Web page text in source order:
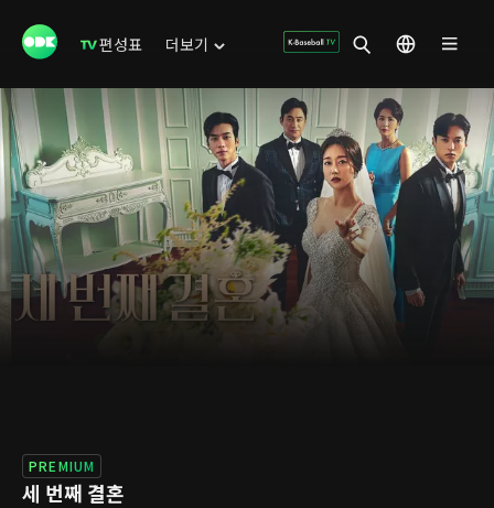
편성표 더보기
PREMIUM
세 번째 결혼